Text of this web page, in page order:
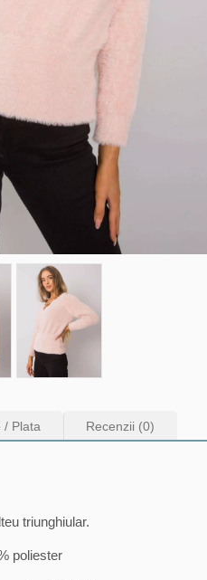
/ Plata Recenzii (0)
triunghiular.
poliester